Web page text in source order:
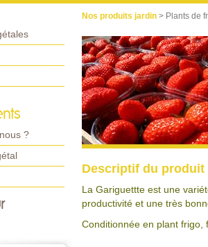
?
Nos produits jardin > Plants de
Descriptif du produit
La Gariguettte est une
productivité et une très
Conditionnée en plant frigo,